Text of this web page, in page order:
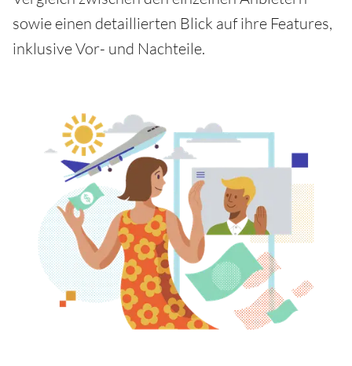
sowie einen detaillierten Blick auf ihre Features,
inklusive Vor- und Nachteile.